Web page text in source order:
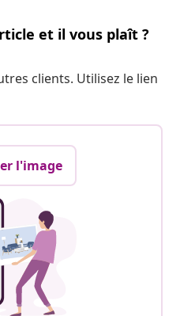
et il vous plaît ?
clients. Utilisez le lien
l'image